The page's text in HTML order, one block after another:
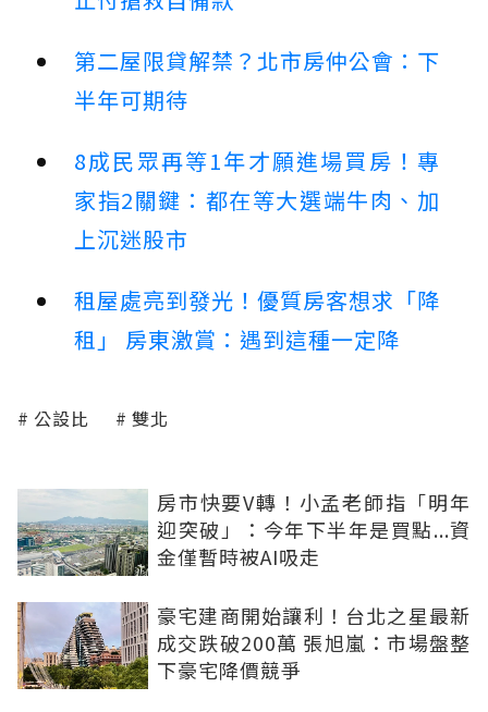
第二屋限貸解禁？北市房仲公會：下
半年可期待
8成民眾再等1年才願進場買房！專
家指2關鍵：都在等大選端牛肉、加
上沉迷股市
租屋處亮到發光！優質房客想求「降
租」 房東激賞：遇到這種一定降
公設比 雙北
房市快要V轉！小孟老師指「明年
迎突破」：今年下半年是買點...資
金僅暫時被AI吸走
豪宅建商開始讓利！台北之星最新
成交跌破200萬 張旭嵐：市場盤整
下豪宅降價競爭